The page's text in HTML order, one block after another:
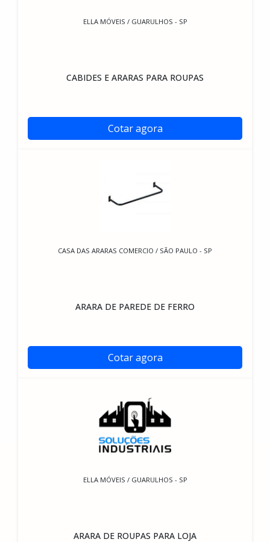
ELLA MÓVEIS / GUARULHOS - SP
CABIDES E ARARAS PARA ROUPAS
Cotar agora
CASA DAS ARARAS COMERCIO / SÃO PAULO - SP
ARARA DE PAREDE DE FERRO
Cotar agora
ELLA MÓVEIS / GUARULHOS - SP
ARARA DE ROUPAS PARA LOJA